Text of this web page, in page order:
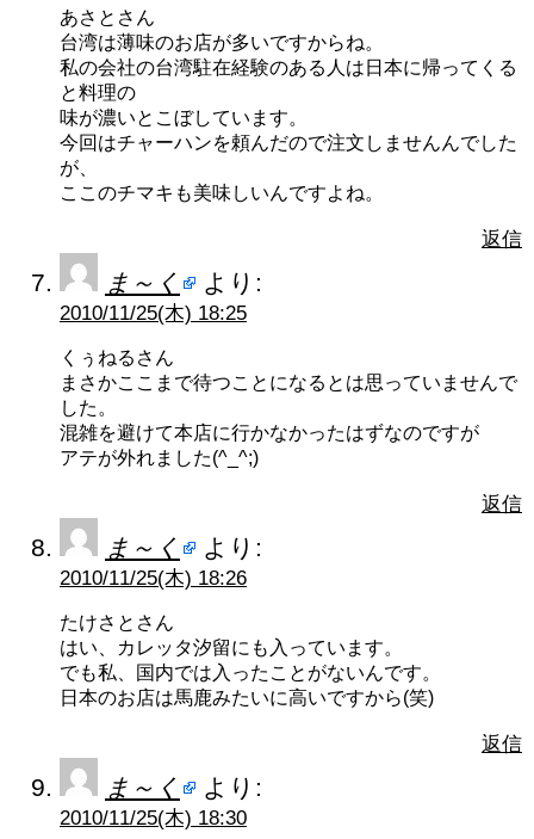
あさとさん
台湾は薄味のお店が多いですからね。
私の会社の台湾駐在経験のある人は日本に帰ってくる
と料理の
味が濃いとこぼしています。
今回はチャーハンを頼んだので注文しませんんでした
が、
ここのチマキも美味しいんですよね。
返信
ま～く より:
2010/11/25(木) 18:25
くぅねるさん
まさかここまで待つことになるとは思っていませんで
した。
混雑を避けて本店に行かなかったはずなのですが
アテが外れました(^_^;)
返信
ま～く より:
2010/11/25(木) 18:26
たけさとさん
はい、カレッタ汐留にも入っています。
でも私、国内では入ったことがないんです。
日本のお店は馬鹿みたいに高いですから(笑)
返信
ま～く より:
2010/11/25(木) 18:30